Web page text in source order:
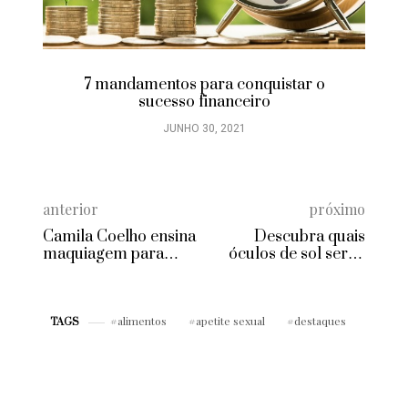
Escuta ativa: aprenda como captar o
as pessoas estão dizendo e melhore
comunicação
anterior
Camila Coelho ensina
maquiagem para
próximo
Descubra quais
óculos de sol serão
TAGS alimentos apetite sexual destaques